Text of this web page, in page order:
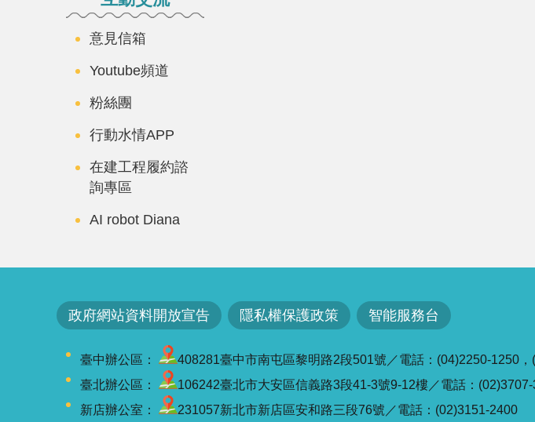
意見信箱
Youtube頻道
粉絲團
行動水情APP
在建工程履約諮
詢專區
AI robot Diana
政府網站資料開放宣告 隱私權保護政策 智能服務台
臺中辦公區：
408281臺中市南屯區黎明路2段501號／電話：(04)2250-1250
臺北辦公區：
106242臺北市大安區信義路3段41-3號9-12樓／電話：
新店辦公室：
231057新北市新店區安和路三段76號／電話：(02)3151-2400